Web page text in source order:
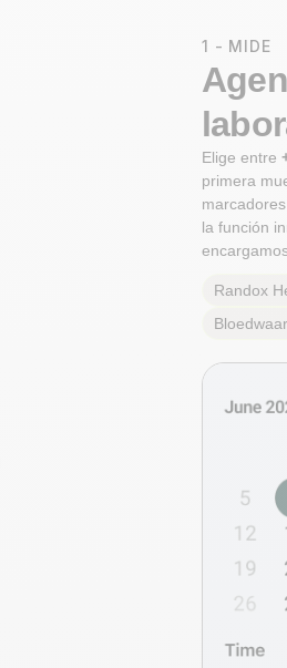
1 - MIDE
Elige entre
primera
la función
Randox